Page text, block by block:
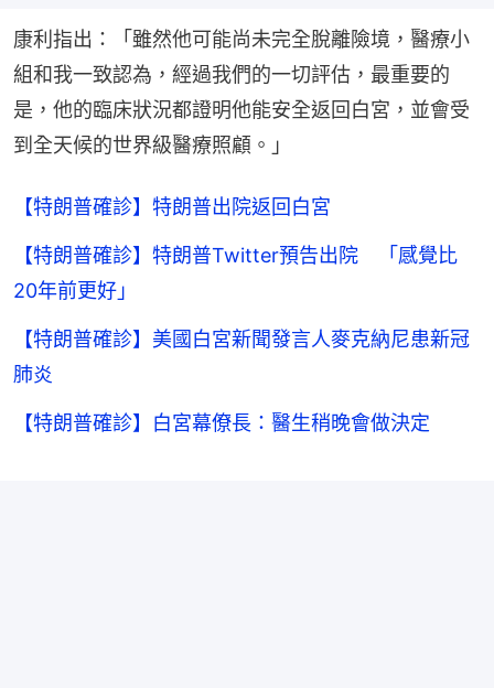
康利指出：「雖然他可能尚未完全脫離險境，醫療小
組和我一致認為，經過我們的一切評估，最重要的
是，他的臨床狀況都證明他能安全返回白宮，並會受
到全天候的世界級醫療照顧。」
【特朗普確診】特朗普出院返回白宮
【特朗普確診】特朗普Twitter預告出院 「感覺比
20年前更好」
【特朗普確診】美國白宮新聞發言人麥克納尼患新冠
肺炎
【特朗普確診】白宮幕僚長：醫生稍晚會做決定